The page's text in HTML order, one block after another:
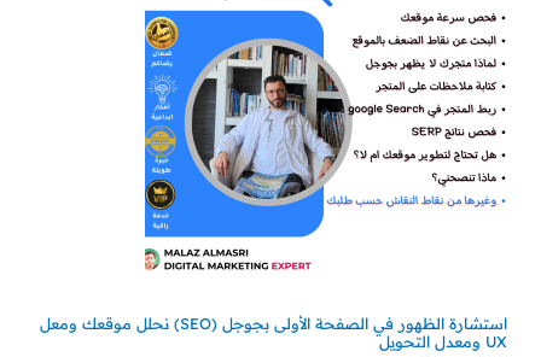
استشارة الظهور في الصفحة الأولى بجوجل (SEO) نحلل موقعك ومعل
UX ومعدل التحويل